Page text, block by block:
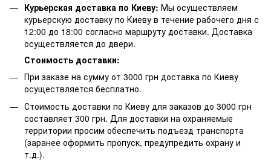
Курьерская доставка по Киеву: Мы осуществляем
курьерскую доставку по Киеву в течение рабочего дня с
12:00 до 18:00 согласно маршруту доставки. Доставка
осуществляется до двери.
Стоимость доставки:
При заказе на сумму от 3000 грн доставка по Киеву
осуществляется бесплатно.
Стоимость доставки по Киеву для заказов до 3000 грн
составляет 300 грн. Для доставки на охраняемые
территории просим обеспечить подъезд транспорта
(заранее оформить пропуск, предупредить охрану и
т.д.).